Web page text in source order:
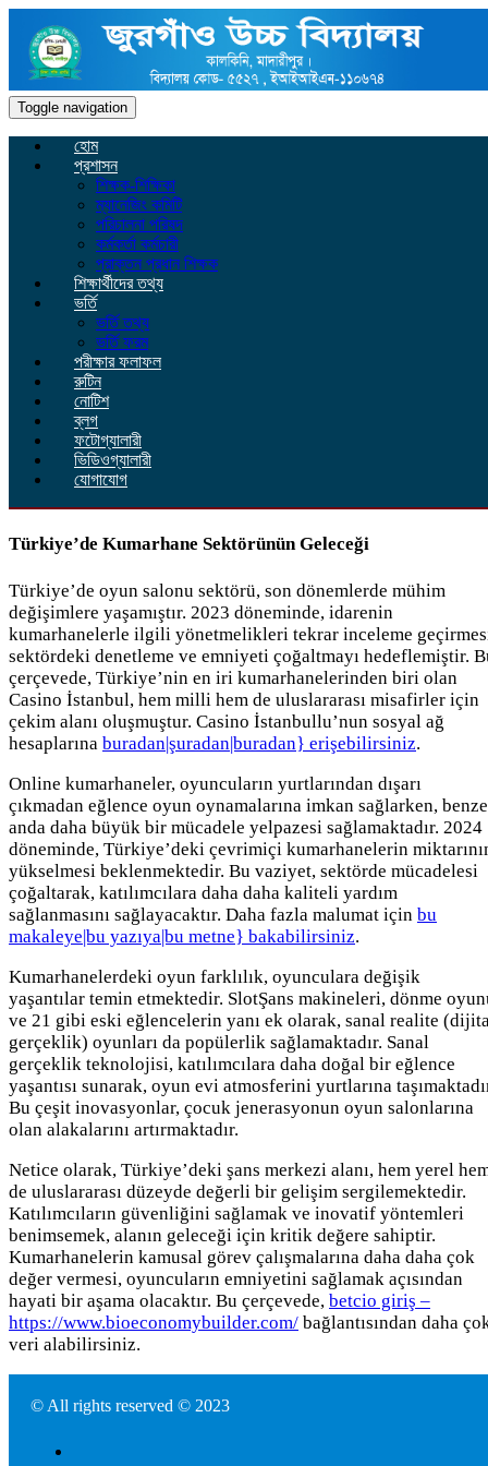
Toggle navigation
হোম
প্রশাসন
শিক্ষক-শিক্ষিকা
ম্যানেজিং কমিটি
পরিচালনা পরিষদ
কর্মকর্তা কর্মচারী
প্রাক্তন প্রধান শিক্ষক
শিক্ষার্থীদের তথ্য
ভর্তি
ভর্তি তথ্য
ভর্তি ফরম
পরীক্ষার ফলাফল
রুটিন
নোটিশ
ব্লগ
ফটোগ্যালারী
ভিডিওগ্যালারী
যোগাযোগ
Türkiye’de Kumarhane Sektörünün Geleceği
Türkiye’de oyun salonu sektörü, son dönemlerde mühim
değişimlere yaşamıştır. 2023 döneminde, idarenin
kumarhanelerle ilgili yönetmelikleri tekrar inceleme
sektördeki denetleme ve emniyeti çoğaltmayı hedeflemiştir.
çerçevede, Türkiye’nin en iri kumarhanelerinden biri olan
Casino İstanbul, hem milli hem de uluslararası misafirler için
çekim alanı oluşmuştur. Casino İstanbullu’nun sosyal ağ
hesaplarına buradan|şuradan|buradan} erişebilirsiniz.
Online kumarhaneler, oyuncuların yurtlarından dışarı
çıkmadan eğlence oyun oynamalarına imkan sağlarken,
anda daha büyük bir mücadele yelpazesi sağlamaktadır. 2024
döneminde, Türkiye’deki çevrimiçi kumarhanelerin
yükselmesi beklenmektedir. Bu vaziyet, sektörde mücadelesi
çoğaltarak, katılımcılara daha daha kaliteli yardım
sağlanmasını sağlayacaktır. Daha fazla malumat için bu
makaleye|bu yazıya|bu metne} bakabilirsiniz.
Kumarhanelerdeki oyun farklılık, oyunculara değişik
yaşantılar temin etmektedir. SlotŞans makineleri, dönme
ve 21 gibi eski eğlencelerin yanı ek olarak, sanal realite
gerçeklik) oyunları da popülerlik sağlamaktadır. Sanal
gerçeklik teknolojisi, katılımcılara daha doğal bir eğlence
yaşantısı sunarak, oyun evi atmosferini yurtlarına
Bu çeşit inovasyonlar, çocuk jenerasyonun oyun salonlarına
olan alakalarını artırmaktadır.
Netice olarak, Türkiye’deki şans merkezi alanı, hem yerel
de uluslararası düzeyde değerli bir gelişim sergilemektedir.
Katılımcıların güvenliğini sağlamak ve inovatif yöntemleri
benimsemek, alanın geleceği için kritik değere sahiptir.
Kumarhanelerin kamusal görev çalışmalarına daha daha çok
değer vermesi, oyuncuların emniyetini sağlamak açısından
hayati bir aşama olacaktır. Bu çerçevede, betcio giriş –
https://www.bioeconomybuilder.com/ bağlantısından daha
veri alabilirsiniz.
© All rights reserved © 2023